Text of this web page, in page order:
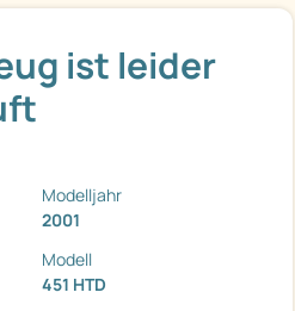
ist leider
Modelljahr
2001
Modell
451 HTD